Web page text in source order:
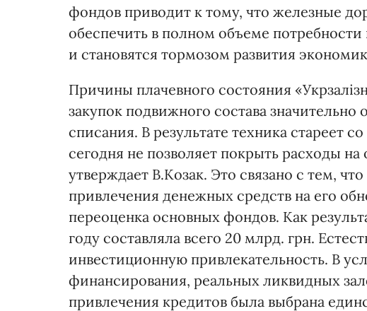
фондов приводит к тому, что железные
обеспечить в полном объеме потребности
и становятся тормозом развития
Причины плачевного состояния
закупок подвижного состава значительно
списания. В результате техника стареет
сегодня не позволяет покрыть расходы
утверждает В.Козак. Это связано с тем,
привлечения денежных средств на его
переоценка основных фондов. Как
году составляла всего 20 млрд. грн.
инвестиционную привлекательность. В
финансирования, реальных ликвидных
привлечения кредитов была выбрана